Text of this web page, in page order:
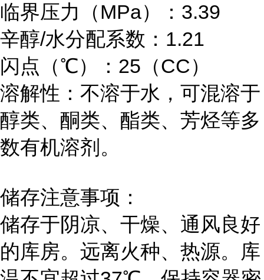
临界压力（MPa）： 3.39
辛醇/水分配系数： 1.21
闪点（℃）： 25 （CC）
溶解性：不溶于水，可混溶于
醇类、酮类、酯类、芳烃等多
数有机溶剂。
储存注意事项：
储存于阴凉、干燥、通风良好
的库房。远离火种、热源。库